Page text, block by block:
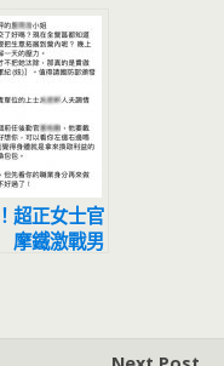
超正女士官
摩鐵激戰男